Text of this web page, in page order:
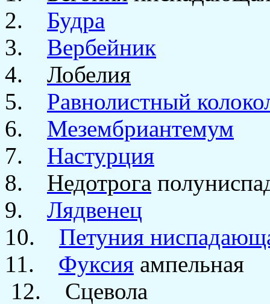
2. Будра
3. Вербейник
4. Лобелия
5. Равнолистный
6. Мезембриантемум
7. Настурция
8. Недотрога
9. Лядвенец
10. Петуния
11. Фуксия ампельная
12. Сцевола